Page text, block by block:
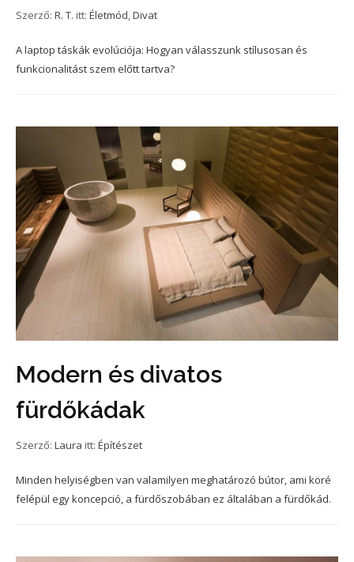
Szerző: R. T. itt: Életmód,Divat
A laptop táskák evolúciója: Hogyan válasszunk stílusosan és
funkcionalitást szem előtt tartva?
Modern és divatos
fürdőkádak
Szerző: Laura itt: Építészet
Minden helyiségben van valamilyen meghatározó bútor, ami köré
felépül egy koncepció, a fürdőszobában ez általában a fürdőkád.